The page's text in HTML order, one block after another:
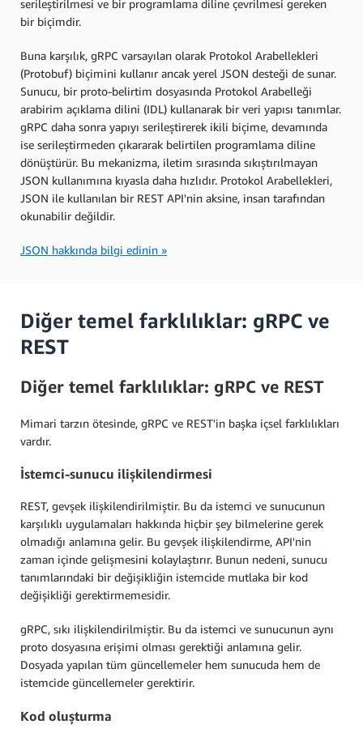
serileştirilmesi ve bir programlama diline çevrilmesi gereken
bir biçimdir.
Buna karşılık, gRPC varsayılan olarak Protokol Arabellekleri
(Protobuf) biçimini kullanır ancak yerel JSON desteği de sunar.
Sunucu, bir proto-belirtim dosyasında Protokol Arabelleği
arabirim açıklama dilini (IDL) kullanarak bir veri yapısı tanımlar.
gRPC daha sonra yapıyı serileştirerek ikili biçime, devamında
ise serileştirmeden çıkararak belirtilen programlama diline
dönüştürür. Bu mekanizma, iletim sırasında sıkıştırılmayan
JSON kullanımına kıyasla daha hızlıdır. Protokol Arabellekleri,
JSON ile kullanılan bir REST API'nin aksine, insan tarafından
okunabilir değildir.
JSON hakkında bilgi edinin »
Diğer temel farklılıklar: gRPC ve
REST
Diğer temel farklılıklar: gRPC ve REST
Mimari tarzın ötesinde, gRPC ve REST'in başka içsel farklılıkları
vardır.
İstemci-sunucu ilişkilendirmesi
REST, gevşek ilişkilendirilmiştir. Bu da istemci ve sunucunun
karşılıklı uygulamaları hakkında hiçbir şey bilmelerine gerek
olmadığı anlamına gelir. Bu gevşek ilişkilendirme, API'nin
zaman içinde gelişmesini kolaylaştırır. Bunun nedeni, sunucu
tanımlarındaki bir değişikliğin istemcide mutlaka bir kod
değişikliği gerektirmemesidir.
gRPC, sıkı ilişkilendirilmiştir. Bu da istemci ve sunucunun aynı
proto dosyasına erişimi olması gerektiği anlamına gelir.
Dosyada yapılan tüm güncellemeler hem sunucuda hem de
istemcide güncellemeler gerektirir.
Kod oluşturma